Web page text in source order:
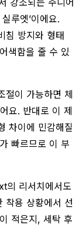
루엣’이에요.
침 방지와 형태
색함을 줄 수 있
절이 가능하면 체
요. 반대로 이 제
차이에 민감해질
빠르므로 이 부
의 리서치에서도
착용 상황에서 선
적은지, 세탁 후